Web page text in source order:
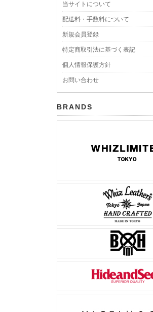
当サイトについて
配送料・手数料について
新規会員登録
特定商取引法に基づく表記
個人情報保護方針
お問い合わせ
BRANDS